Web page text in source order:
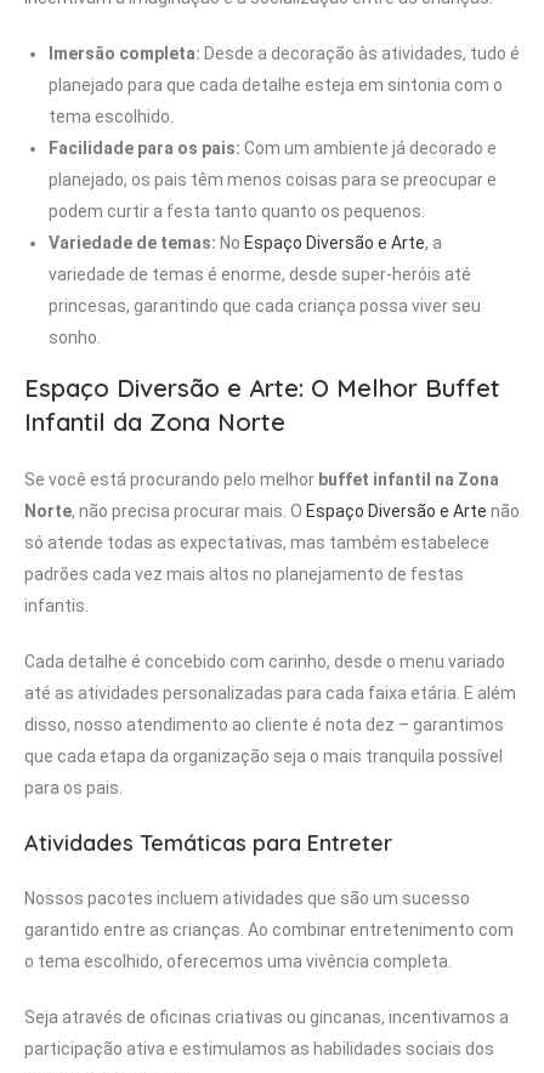
Imersão completa: Desde a decoração às atividades, tudo é
planejado para que cada detalhe esteja em sintonia com o
tema escolhido.
Facilidade para os pais: Com um ambiente já decorado e
planejado, os pais têm menos coisas para se preocupar e
podem curtir a festa tanto quanto os pequenos.
Variedade de temas: No Espaço Diversão e Arte, a
variedade de temas é enorme, desde super-heróis até
princesas, garantindo que cada criança possa viver seu
sonho.
Espaço Diversão e Arte: O Melhor Buffet
Infantil da Zona Norte
Se você está procurando pelo melhor buffet infantil na Zona
Norte, não precisa procurar mais. O Espaço Diversão e Arte não
só atende todas as expectativas, mas também estabelece
padrões cada vez mais altos no planejamento de festas
infantis.
Cada detalhe é concebido com carinho, desde o menu variado
até as atividades personalizadas para cada faixa etária. E além
disso, nosso atendimento ao cliente é nota dez – garantimos
que cada etapa da organização seja o mais tranquila possível
para os pais.
Atividades Temáticas para Entreter
Nossos pacotes incluem atividades que são um sucesso
garantido entre as crianças. Ao combinar entretenimento com
o tema escolhido, oferecemos uma vivência completa.
Seja através de oficinas criativas ou gincanas, incentivamos a
participação ativa e estimulamos as habilidades sociais dos